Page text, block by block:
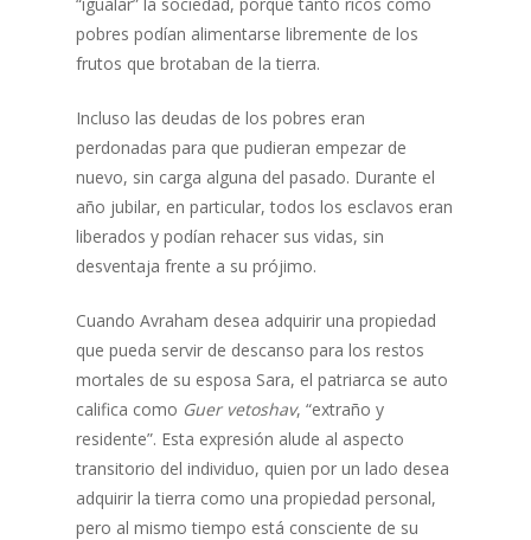
pobres podían alimentarse libremente de los
frutos que brotaban de la tierra.
Incluso las deudas de los pobres eran
perdonadas para que pudieran empezar de
nuevo, sin carga alguna del pasado. Durante el
año jubilar, en particular, todos los esclavos eran
liberados y podían rehacer sus vidas, sin
desventaja frente a su prójimo.
Cuando Avraham desea adquirir una propiedad
que pueda servir de descanso para los restos
mortales de su esposa Sara, el patriarca se auto
califica como Guer vetoshav, “extraño y
residente”. Esta expresión alude al aspecto
transitorio del individuo, quien por un lado desea
adquirir la tierra como una propiedad personal,
pero al mismo tiempo está consciente de su